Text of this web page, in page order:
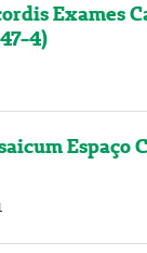
Exames
4)
Espaço